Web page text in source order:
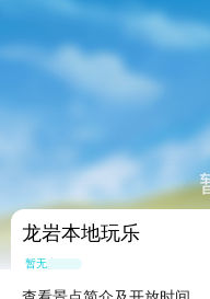
龙岩本地玩乐
暂无点评